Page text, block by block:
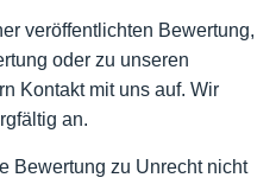
veröffentlichten Bewertung,
oder zu unseren
Kontakt mit uns auf. Wir
an.
Bewertung zu Unrecht nicht